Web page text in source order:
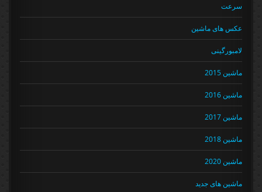
سرعت
عکس های ماشین
لامبورگینی
ماشین 2015
ماشین 2016
ماشین 2017
ماشین 2018
ماشین 2020
ماشین های جدید